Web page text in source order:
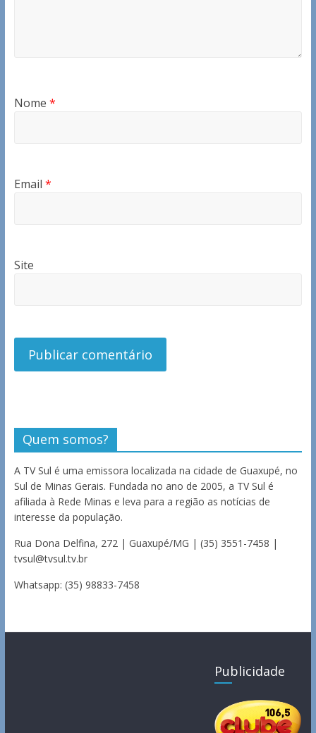
Nome *
Email *
Site
Quem somos?
A TV Sul é uma emissora localizada na cidade de Guaxupé, no
Sul de Minas Gerais. Fundada no ano de 2005, a TV Sul é
afiliada à Rede Minas e leva para a região as notícias de
interesse da população.
Rua Dona Delfina, 272 | Guaxupé/MG | (35) 3551-7458 |
tvsul@tvsul.tv.br
Whatsapp: (35) 98833-7458
Publicidade